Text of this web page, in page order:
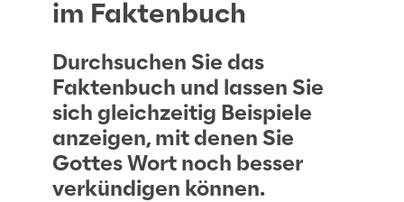
im Faktenbuch
Durchsuchen Sie das
Faktenbuch und lassen Sie
sich gleichzeitig Beispiele
anzeigen, mit denen Sie
Gottes Wort noch besser
verkündigen können.